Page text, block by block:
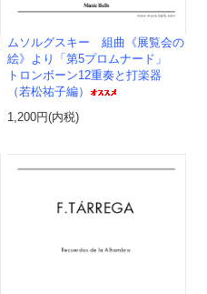
ムソルグスキー 組曲《展覧会の
絵》より「第5プロムナード」
トロンボーン12重奏と打楽器
（若松祐子編）
1,200円(内税)